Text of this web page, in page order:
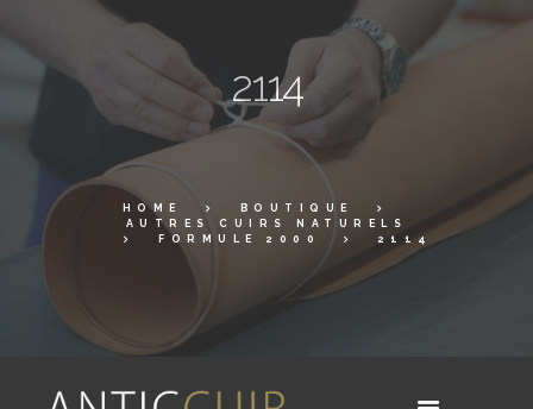
2114
HOME
BOUTIQUE
AUTRES CUIRS NATURELS
FORMULE 2000
2114